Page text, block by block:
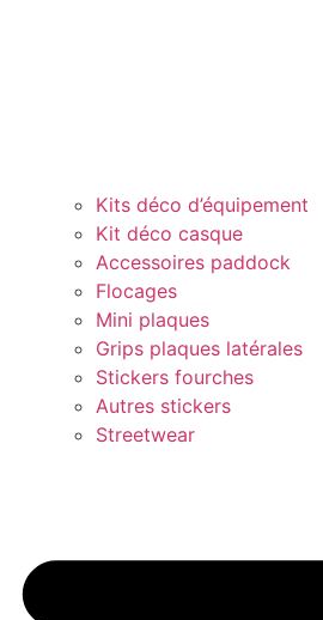
Kits déco d’équipement
Kit déco casque
Accessoires paddock
Flocages
Mini plaques
Grips plaques latérales
Stickers fourches
Autres stickers
Streetwear